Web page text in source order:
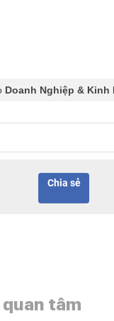
Doanh Nghiệp & Kinh
Chia sẻ
quan tâm